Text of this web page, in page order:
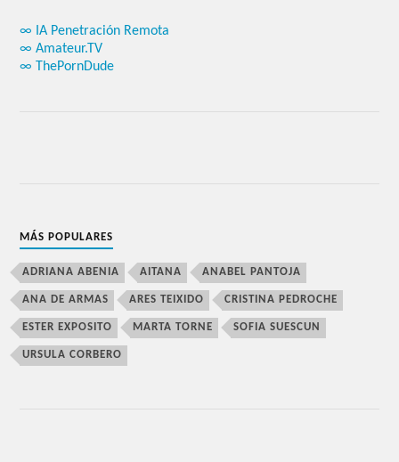
∞ IA Penetración Remota
∞ Amateur.TV
∞ ThePornDude
MÁS POPULARES
ADRIANA ABENIA AITANA ANABEL PANTOJA
ANA DE ARMAS ARES TEIXIDO CRISTINA PEDROCHE
ESTER EXPOSITO MARTA TORNE SOFIA SUESCUN
URSULA CORBERO